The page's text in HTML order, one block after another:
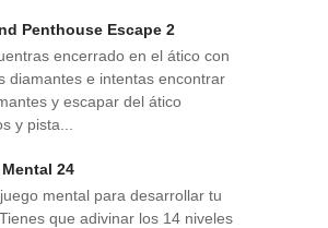
Penthouse Escape 2
encerrado en el ático con
diamantes e intentas encontrar
y escapar del ático
y pista...
24
mental para desarrollar tu
que adivinar los 14 niveles